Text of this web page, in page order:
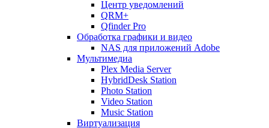
Центр уведомлений
QRM+
Qfinder Pro
Обработка графики и видео
NAS для приложений Adobe
Мультимедиа
Plex Media Server
HybridDesk Station
Photo Station
Video Station
Music Station
Виртуализация